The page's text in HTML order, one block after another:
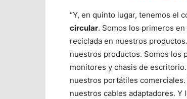
“Y, en quinto lugar, tenemos el
circular. Somos los primeros
reciclada en nuestros
nuestros productos. Somos los
monitores y chasis de
nuestros portátiles
nuestros cables adaptadores. Y